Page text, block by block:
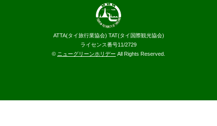
ATTA(タイ旅行業協会) TAT(タイ国際観光協会)
ライセンス番号11/2729
© ニューグリーンホリデー All Rights Reserved.